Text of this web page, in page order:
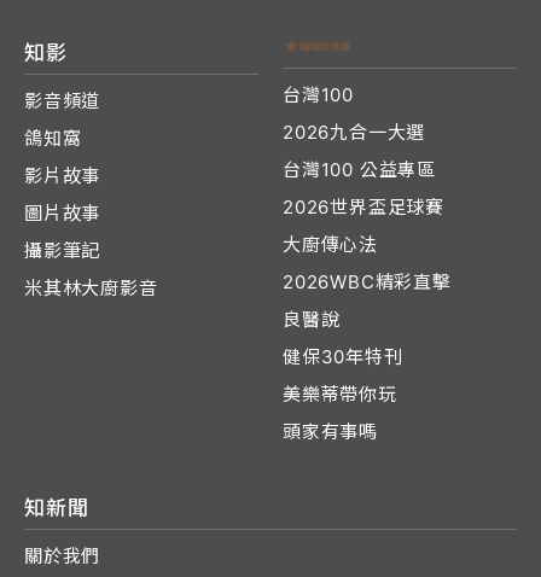
知影
影音頻道
鴿知窩
影片故事
圖片故事
攝影筆記
米其林大廚影音
台灣100
2026九合一大選
台灣100 公益專區
2026世界盃足球賽
大廚傳心法
2026WBC精彩直擊
良醫說
健保30年特刊
美樂蒂帶你玩
頭家有事嗎
知新聞
關於我們